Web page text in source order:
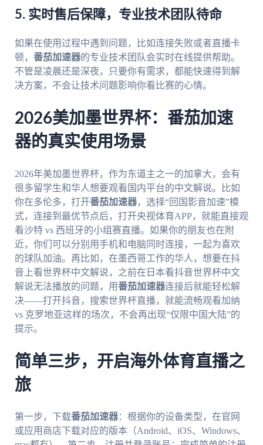
5. 实时售后保障，专业技术团队待命
如果在使用过程中遇到问题，比如连接失败或者直播卡
顿， 番茄加速器的专业技术团队会实时在线提供帮助。
不管是凌晨还是深夜，只要你有需求，都能快速得到解
决方案，不会让技术问题影响你看比赛的心情。
2026美加墨世界杯：番茄加速
器的真实使用场景
2026年美加墨世界杯，作为东道主之一的加拿大，会有
很多留学生和华人想要观看国内平台的中文解说。比如
你在多伦多，打开番茄加速器，选择“回国影音加速”模
式，连接到最优节点后，打开央视体育APP，就能直接观
看沙特 vs 西班牙的小组赛直播。如果你的朋友也在附
近，你们可以分别用手机和电脑同时连接，一起为喜欢
的球队加油。再比如，在墨西哥工作的华人，想要在抖
音上看世界杯中文解说，之前在日本看抖音世界杯中文
解说无法播放的问题，用番茄加速器连接后就能轻松解
决——打开抖音，搜索世界杯直播，就能流畅观看加纳
vs 克罗地亚这样的场次，不会再出现“仅限中国大陆”的
提示。
简单三步，开启海外体育直播之
旅
第一步，下载番茄加速器：根据你的设备类型，在官网
或应用商店下载对应的版本（Android、iOS、Windows、